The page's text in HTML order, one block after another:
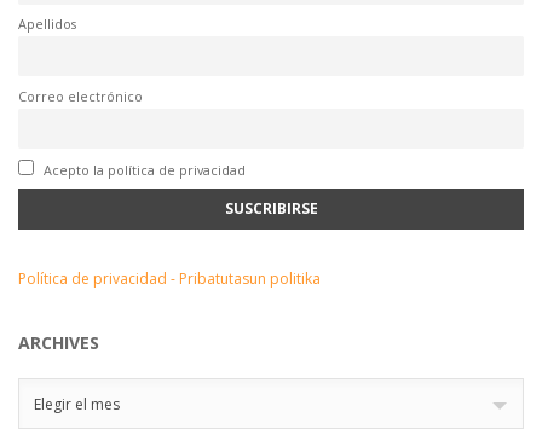
Apellidos
Correo electrónico
Acepto la política de privacidad
Política de privacidad - Pribatutasun politika
ARCHIVES
Elegir el mes